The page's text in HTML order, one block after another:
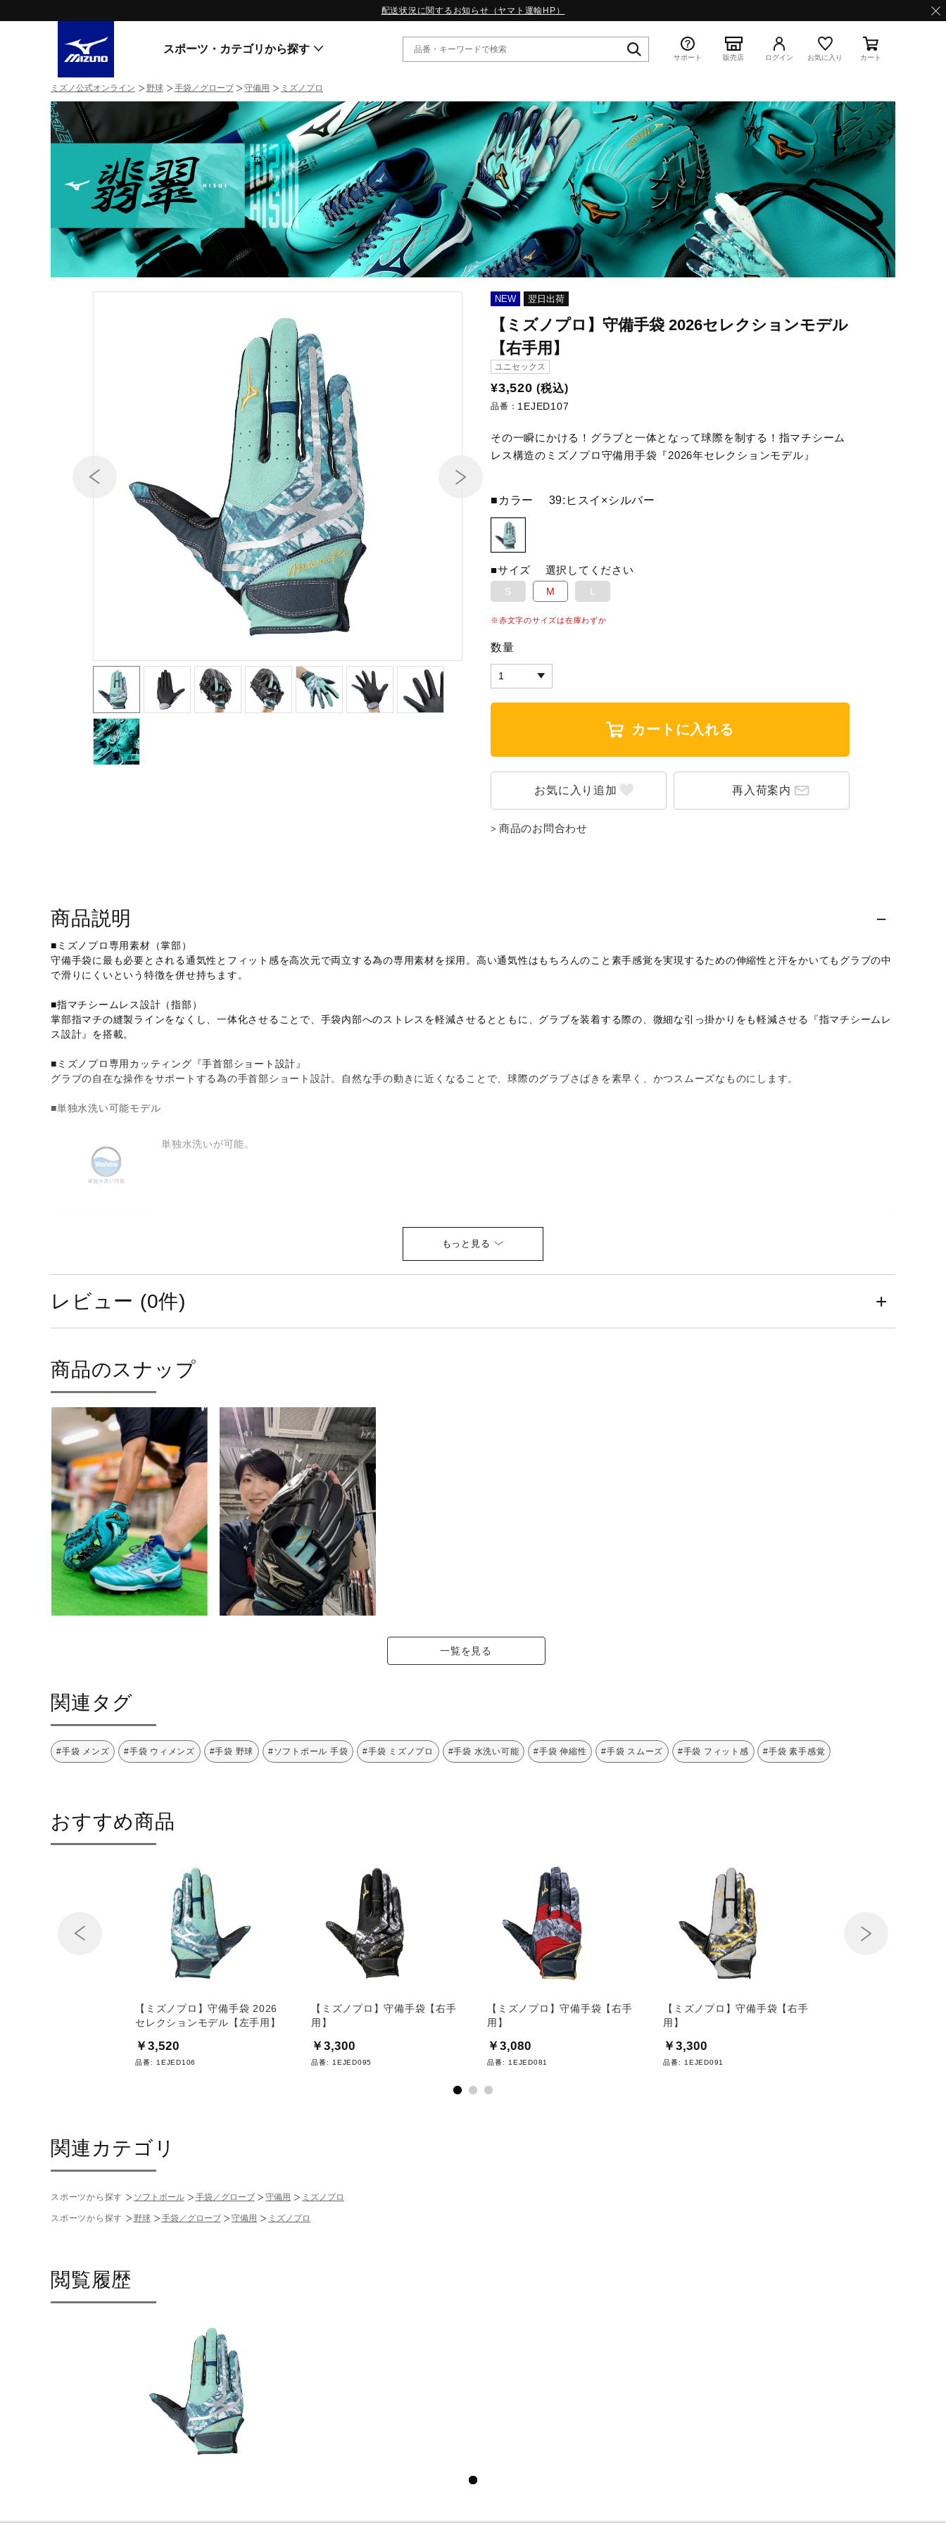
配送状況に関するお知らせ（ヤマト運輸HP）
スポーツ・カテゴリから探す
スニーカー
ライフスタイルウエア
サッカー／フットサル
トレーニング
野球
ゴルフ
ウィンタースポーツ
サポーター
健康／エクササイズ
ジュニア／キッズ
メディカル
コラボ／ライセンス
スニーカー
すべてのシリーズ
WAVE PROPHECY
MORELIA LS
WAVE RIDER
MXR
ゴアテックス
コラボレーション
その他シリーズ
WP13.2｜特集
MORELIA LS｜特集
W.PROPHECY1｜特集
WP MAGIC MITA｜特集
WP STRAP｜特集
スペシャルカラーパック｜特集
WP STRAP 2｜特集
マーガレット・ハウエル｜特集
KICKS & ECHO｜特集
特集
WAVE PROPHECY 13.2
サポート 販売店 ログイン お気に入り カート
ミズノ公式オンライン 野球 手袋／グローブ 守備用 ミズノプロ
NEW 翌日出荷
【ミズノプロ】守備手袋 2026セレクションモデル
【右手用】
ユニセックス
¥3,520 (税込)
品番： 1EJED107
その一瞬にかける！グラブと一体となって球際を制する！指マチシーム
レス構造のミズノプロ守備用手袋『2026年セレクションモデル』
■カラー 39:ヒスイ×シルバー
■サイズ 選択してください
S M L
※赤文字のサイズは在庫わずか
数量
カートに入れる
再入荷案内
商品のお問合わせ
商品説明
■ミズノプロ専用素材（掌部）
守備手袋に最も必要とされる通気性とフィット感を高次元で両立する為の専用素材を採用。高い通気性はもちろんのこと素手感覚を実現するための伸縮性と汗をかいてもグラブの中
で滑りにくいという特徴を併せ持ちます。
■指マチシームレス設計（指部）
掌部指マチの縫製ラインをなくし、一体化させることで、手袋内部へのストレスを軽減させるとともに、グラブを装着する際の、微細な引っ掛かりをも軽減させる『指マチシームレ
ス設計』を搭載。
■ミズノプロ専用カッティング『手首部ショート設計』
グラブの自在な操作をサポートする為の手首部ショート設計。自然な手の動きに近くなることで、球際のグラブさばきを素早く、かつスムーズなものにします。
■単独水洗い可能モデル
単独水洗いが可能。
S（22～23cm）、M（24～25cm）、L（26～27cm）
手袋のサイズは、手囲いの長さが目安となります。
手囲いとは、親指の第一関節とほぼ同位置にある生命線の始点と、小指の付け根と手首を結んだ線の、手首から3分の1の距離を結んだ手の平の周
りの長さです。
カラー 39：ヒスイ×シルバー
発売シーズン 2026年秋冬
レビュー (0件)
商品のスナップ
一覧を見る
関連タグ
#手袋 メンズ #手袋 ウィメンズ #手袋 野球 #ソフトボール 手袋 #手袋 ミズノプロ #手袋 水洗い可能 #手袋 伸縮性 #手袋 スムーズ #手袋 フィット感 #手袋 素手感覚
おすすめ商品
【ミズノプロ】守備手袋 2026
セレクションモデル【左手用】
￥3,520
品番: 1EJED106
【ミズノプロ】守備手袋【右手
用】
￥3,300
品番: 1EJED095
【ミズノプロ】守備手袋【右手
用】
￥3,080
品番: 1EJED081
【ミズノプロ】守備手袋【右手
用】
￥3,300
品番: 1EJED091
関連カテゴリ
スポーツから探す ソフトボール 手袋／グローブ 守備用 ミズノプロ
スポーツから探す 野球 手袋／グローブ 守備用 ミズノプロ
閲覧履歴